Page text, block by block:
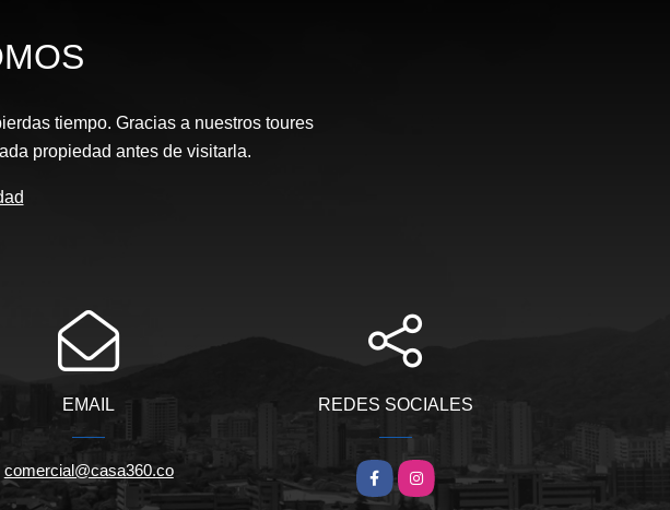
tiempo. Gracias a nuestros toures
propiedad antes de visitarla.
EMAIL
comercial@casa360.co
REDES SOCIALES
FacebookInstagram